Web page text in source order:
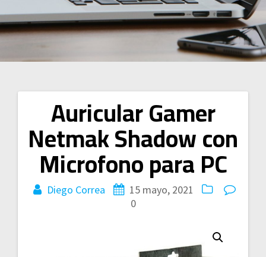
Auricular Gamer
Netmak Shadow con
Microfono para PC
Diego Correa
15 mayo, 2021
0
Navegación
de
entradas